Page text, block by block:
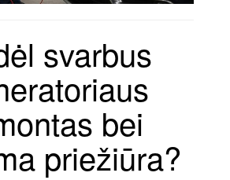
svarbus
bei
priežiūra?